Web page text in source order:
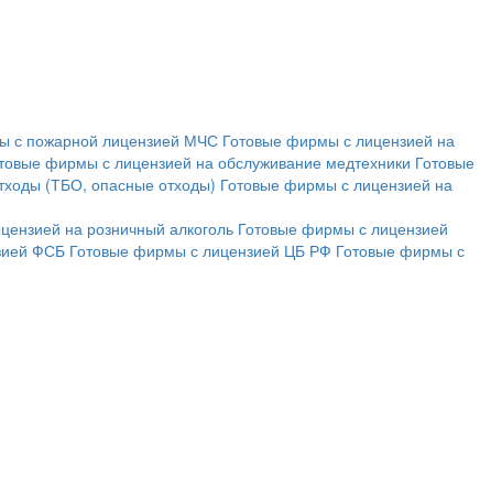
с пожарной лицензией МЧС Готовые фирмы с лицензией на
фирмы с лицензией на обслуживание медтехники Готовые
(ТБО, опасные отходы) Готовые фирмы с лицензией на
на розничный алкоголь Готовые фирмы с лицензией
ФСБ Готовые фирмы с лицензией ЦБ РФ Готовые фирмы с